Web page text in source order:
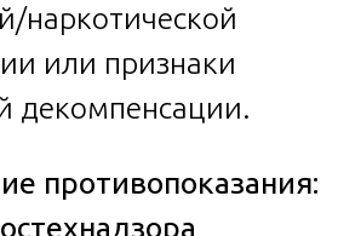
наркотической
или признаки
декомпенсации.
противопоказания: